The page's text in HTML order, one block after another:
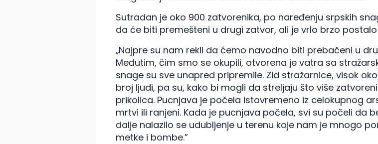
Sutradan je oko 900 zatvorenika, po naređenju srpskih
da će biti premešteni u drugi zatvor, ali je vrlo brzo
„Najpre su nam rekli da ćemo navodno biti prebačeni u
Međutim, čim smo se okupili, otvorena je vatra sa
snage su sve unapred pripremile. Zid stražarnice, visok
broj ljudi, pa su, kako bi mogli da streljaju što više
prikolica. Pucnjava je počela istovremeno iz celokupnog
mrtvi ili ranjeni. Kada je pucnjava počela, svi su počeli da
dalje nalazilo se udubljenje u terenu koje nam je mnogo
metke i bombe.”